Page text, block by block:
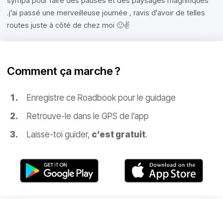
.j'ai passé une merveilleuse journée , ravis d'avoir de telles
routes juste à côté de chez moi 🙂✌️
Comment ça marche ?
Enregistre ce Roadbook pour le guidage
Retrouve-le dans le GPS de l’app
Laisse-toi guider, c’est gratuit.